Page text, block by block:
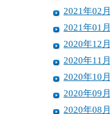
2021年02月
2021年01月
2020年12月
2020年11月
2020年10月
2020年09月
2020年08月